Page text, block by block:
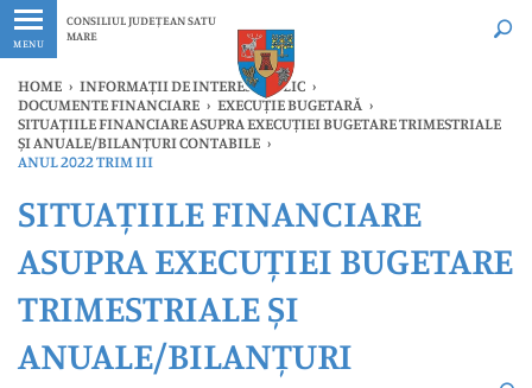
MENU
CONSILIUL JUDEȚEAN SATU
MARE
Ultimele
HOME › INFORMAȚII DE INTERES PUBLIC ›
DOCUMENTE FINANCIARE › EXECUȚIE BUGETARĂ ›
SITUAȚIILE FINANCIARE ASUPRA EXECUȚIEI BUGETARE TRIMESTRIALE
ȘI ANUALE/BILANȚURI CONTABILE ›
ANUL 2022 TRIM III
Ultimele Oricând
SITUAȚIILE FINANCIARE
ASUPRA EXECUȚIEI BUGETARE
TRIMESTRIALE ȘI
ANUALE/BILANȚURI